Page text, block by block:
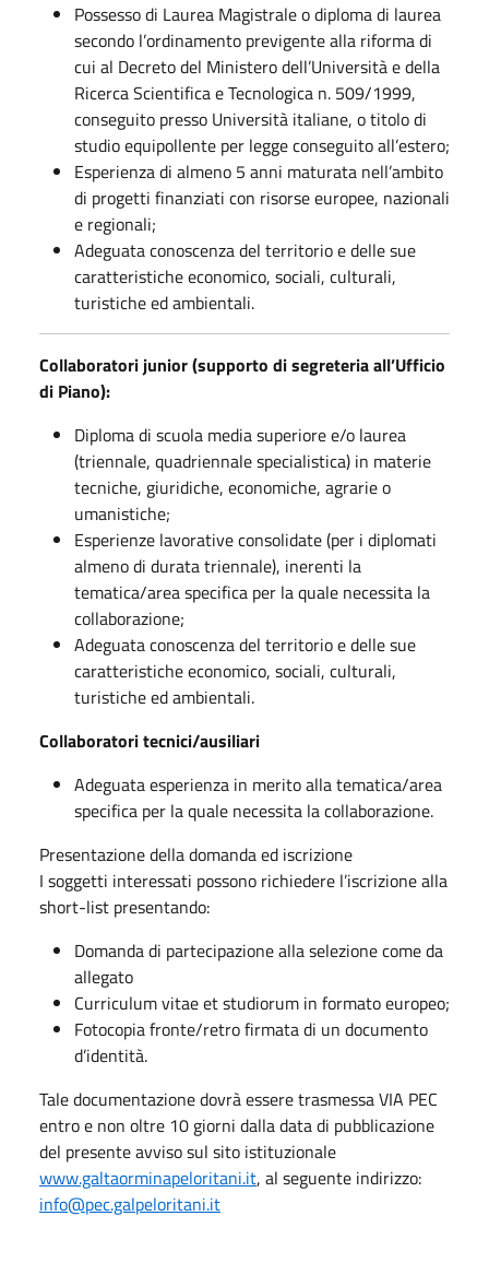
Possesso di Laurea Magistrale o diploma di laurea
secondo l’ordinamento previgente alla riforma di
cui al Decreto del Ministero dell’Università e della
Ricerca Scientifica e Tecnologica n. 509/1999,
conseguito presso Università italiane, o titolo di
studio equipollente per legge conseguito all’estero;
Esperienza di almeno 5 anni maturata nell’ambito
di progetti finanziati con risorse europee, nazionali
e regionali;
Adeguata conoscenza del territorio e delle sue
caratteristiche economico, sociali, culturali,
turistiche ed ambientali.
Collaboratori junior (supporto di segreteria all’Ufficio
di Piano):
Diploma di scuola media superiore e/o laurea
(triennale, quadriennale specialistica) in materie
tecniche, giuridiche, economiche, agrarie o
umanistiche;
Esperienze lavorative consolidate (per i diplomati
almeno di durata triennale), inerenti la
tematica/area specifica per la quale necessita la
collaborazione;
Adeguata conoscenza del territorio e delle sue
caratteristiche economico, sociali, culturali,
turistiche ed ambientali.
Collaboratori tecnici/ausiliari
Adeguata esperienza in merito alla tematica/area
specifica per la quale necessita la collaborazione.
Presentazione della domanda ed iscrizione
I soggetti interessati possono richiedere l’iscrizione alla
short-list presentando:
Domanda di partecipazione alla selezione come da
allegato
Curriculum vitae et studiorum in formato europeo;
Fotocopia fronte/retro firmata di un documento
d’identità.
Tale documentazione dovrà essere trasmessa VIA PEC
entro e non oltre 10 giorni dalla data di pubblicazione
del presente avviso sul sito istituzionale
www.galtaorminapeloritani.it, al seguente indirizzo:
info@pec.galpeloritani.it